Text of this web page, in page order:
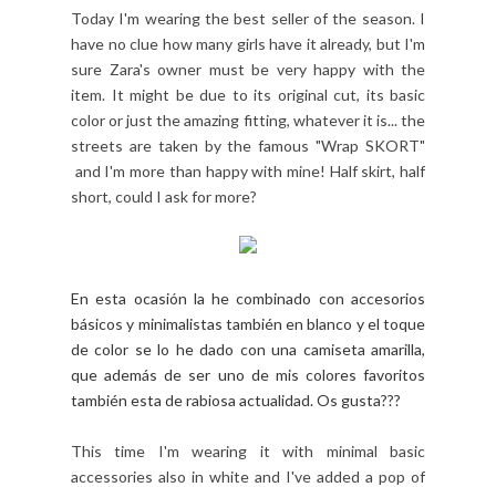
Today I'm wearing the best seller of the season. I
have no clue how many girls have it already, but I'm
sure Zara's owner must be very happy with the
item. It might be due to its original cut, its basic
color or just the amazing fitting, whatever it is... the
streets are taken by the famous "Wrap SKORT"
and I'm more than happy with mine! Half skirt, half
short, could I ask for more?
En esta ocasión la he combinado con accesorios
básicos y minimalistas también en blanco y el toque
de color se lo he dado con una camiseta amarilla,
que además de ser uno de mis colores favoritos
también esta de rabiosa actualidad. Os gusta???
This time I'm wearing it with minimal basic
accessories also in white and I've added a pop of